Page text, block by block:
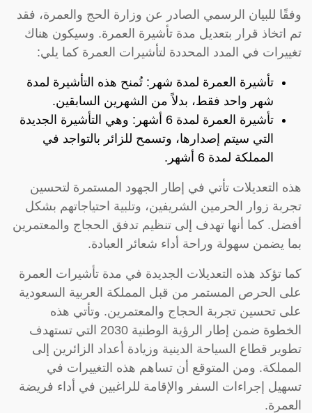
وفقًا للبيان الرسمي الصادر عن وزارة الحج والعمرة، فقد
تم اتخاذ قرار بتعديل مدة تأشيرة العمرة. وسيكون هناك
تغييرات في المدد المحددة لتأشيرات العمرة كما يلي:
تأشيرة العمرة لمدة شهر: تُمنح هذه التأشيرة لمدة
شهر واحد فقط، بدلاً من الشهرين السابقين.
تأشيرة العمرة لمدة 6 أشهر: وهي التأشيرة الجديدة
التي سيتم إصدارها، وتسمح للزائر بالتواجد في
المملكة لمدة 6 أشهر.
هذه التعديلات تأتي في إطار الجهود المستمرة لتحسين
تجربة زوار الحرمين الشريفين، وتلبية احتياجاتهم بشكل
أفضل. كما أنها تهدف إلى تنظيم تدفق الحجاج والمعتمرين
بما يضمن سهولة وراحة أداء شعائر العبادة.
كما تؤكد هذه التعديلات الجديدة في مدة تأشيرات العمرة
على الحرص المستمر من قبل المملكة العربية السعودية
على تحسين تجربة الحجاج والمعتمرين. وتأتي هذه
الخطوة ضمن إطار الرؤية الوطنية 2030 التي تستهدف
تطوير قطاع السياحة الدينية وزيادة أعداد الزائرين إلى
المملكة. ومن المتوقع أن تساهم هذه التغييرات في
تسهيل إجراءات السفر والإقامة للراغبين في أداء فريضة
العمرة.